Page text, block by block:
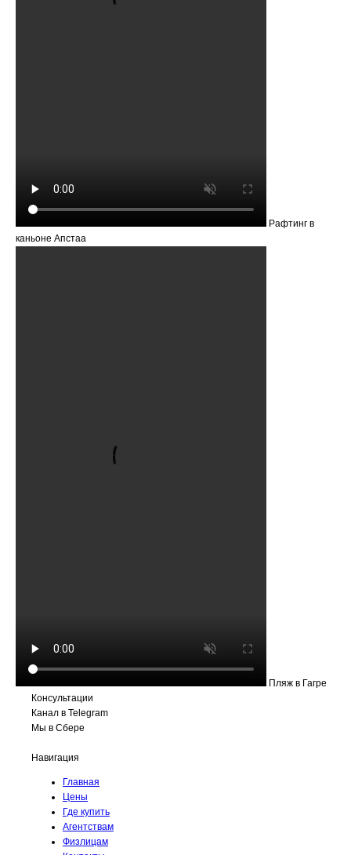
Рафтинг в
каньоне Апстаа
Пляж в Гагре
Консультации
Канал в Telegram
Мы в Сбере
Навигация
Главная
Цены
Где купить
Агентствам
Физлицам